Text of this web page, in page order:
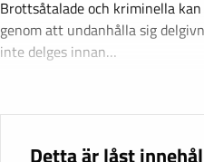
Brottsåtalade och kriminella
genom att undanhålla sig
inte delges innan…
Detta är låst